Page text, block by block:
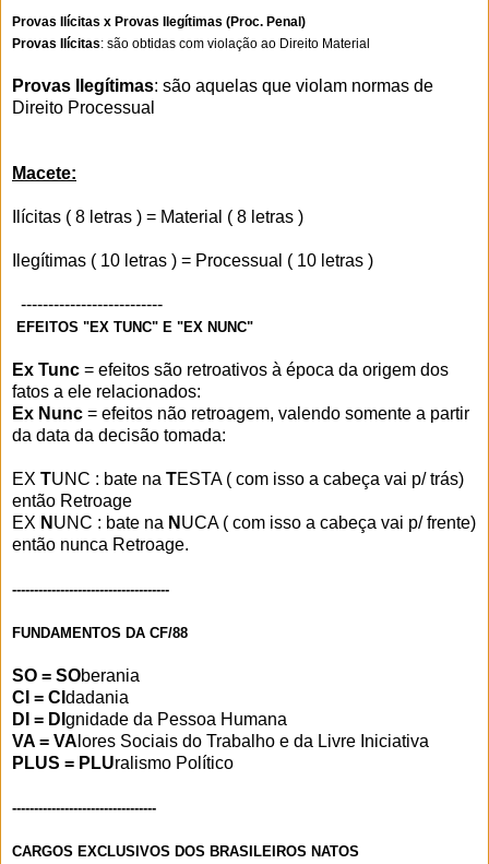
Provas Ilícitas x Provas Ilegítimas (Proc. Penal)
Provas Ilícitas: são obtidas com violação ao Direito Material
Provas Ilegítimas: são aquelas que violam normas de
Direito Processual
Macete:
Ilícitas ( 8 letras ) = Material ( 8 letras )
Ilegítimas ( 10 letras ) = Processual ( 10 letras )
--------------------------
EFEITOS "EX TUNC" E "EX NUNC"
Ex Tunc = efeitos são retroativos à época da origem dos
fatos a ele relacionados:
Ex Nunc = efeitos não retroagem, valendo somente a partir
da data da decisão tomada:
EX TUNC : bate na TESTA ( com isso a cabeça vai p/ trás)
então Retroage
EX N UNC : bate na N UCA ( com isso a cabeça vai p/ frente)
então nunca Retroage.
------------------------------------
FUNDAMENTOS DA CF/88
SO = SOberania
CI = CI dadania
DI = DI gnidade da Pessoa Humana
VA = VA lores Sociais do Trabalho e da Livre Iniciativa
PLUS = PLUralismo Político
---------------------------------
CARGOS EXCLUSIVOS DOS BRASILEIROS NATOS